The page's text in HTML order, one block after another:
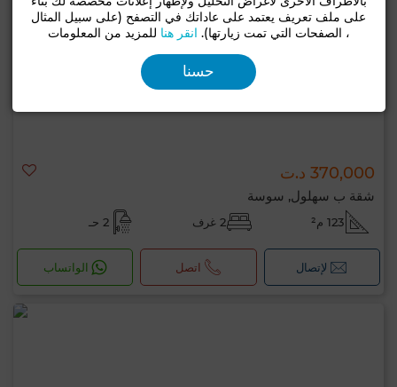
370,000 د.ت
شقة ب سهلول, سوسة
123 م² 2 غرف 2 حـ
لإتصال اتصل الواتساب
على ملف تعريف يعتمد على عاداتك في التصفح (على سبيل المثال
، الصفحات التي تمت زيارتها). انقر هنا للمزيد من المعلومات
حسنا